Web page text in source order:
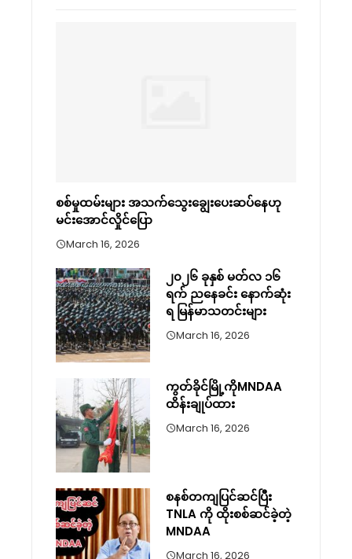
စစ်မှုထမ်းများ အသက်သွေးချွေးပေးဆပ်နေဟု
မင်းအောင်လှိုင်ပြော
March 16, 2026
၂၀၂၆ ခုနှစ် မတ်လ ၁၆
ရက် ညနေခင်း နောက်ဆုံး
ရ မြန်မာသတင်းများ
March 16, 2026
ကွတ်ခိုင်မြို့ကိုMNDAA
ထိန်းချုပ်ထား
March 16, 2026
စနစ်တကျပြင်ဆင်ပြီး
TNLA ကို ထိုးစစ်ဆင်ခဲ့တဲ့
MNDAA
March 16, 2026